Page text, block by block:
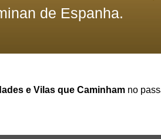
de Espanha.
e Vilas que Caminham no